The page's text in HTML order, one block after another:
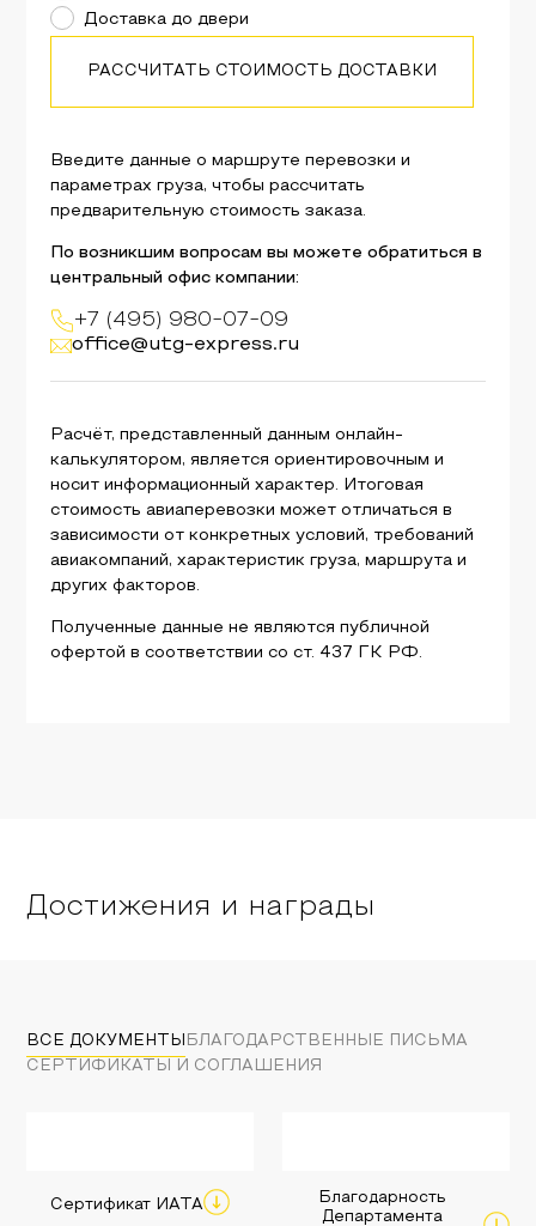
Введите данные о маршруте перевозки и
параметрах груза, чтобы рассчитать
предварительную стоимость заказа.
По возникшим вопросам вы можете обратиться в
центральный офис компании:
+7 (495) 980-07-09
office@utg-express.ru
Расчёт, представленный данным онлайн-
калькулятором, является ориентировочным и
носит информационный характер. Итоговая
стоимость авиаперевозки может отличаться в
зависимости от конкретных условий, требований
авиакомпаний, характеристик груза, маршрута и
других факторов.
Полученные данные не являются публичной
офертой в соответствии со ст. 437 ГК РФ.
Доставка до двери
РАССЧИТАТЬ СТОИМОСТЬ ДОСТАВКИ
Достижения и награды
ВСЕ ДОКУМЕНТЫ БЛАГОДАРСТВЕННЫЕ ПИСЬМА
СЕРТИФИКАТЫ И СОГЛАШЕНИЯ
Сертификат ИАТА
Благодарность
Департамента